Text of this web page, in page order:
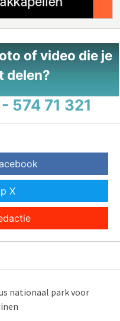
of video die je
delen?
574 71 321
X
nationaal park voor